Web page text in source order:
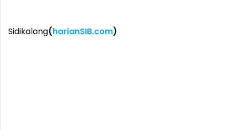
Sidikalang(harianSIB.com)